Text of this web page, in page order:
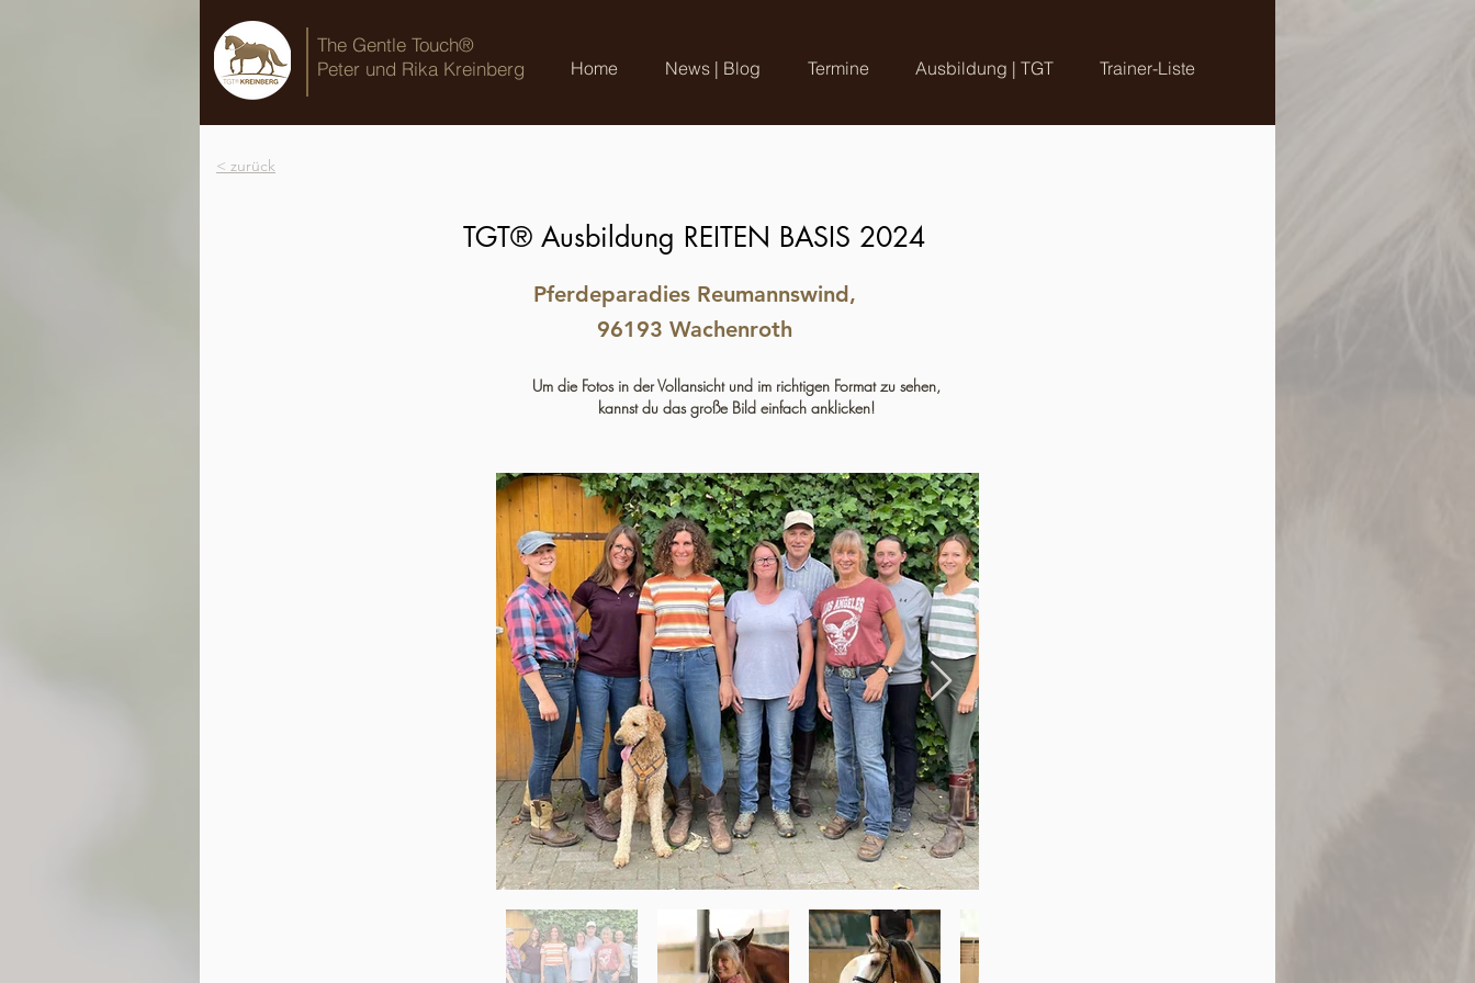
The Gentle Touch®
Peter und Rika Kreinberg
Home News | Blog Termine Ausbildung | TGT Trainer-Liste
< zurück
TGT® Ausbildung REITEN BASIS 2024
Pferdeparadies Reumannswind,
96193 Wachenroth
Um die Fotos in der Vollansicht und im richtigen Format zu sehen,
kannst du das große Bild einfach anklicken!